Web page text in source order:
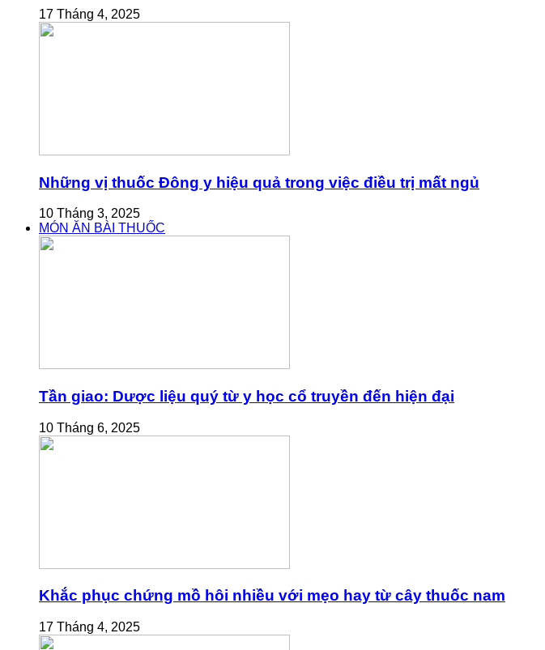
17 Tháng 4, 2025
Những vị thuốc Đông y hiệu quả trong việc điều trị mất ngủ
10 Tháng 3, 2025
MÓN ĂN BÀI THUỐC
Tần giao: Dược liệu quý từ y học cổ truyền đến hiện đại
10 Tháng 6, 2025
Khắc phục chứng mồ hôi nhiều với mẹo hay từ cây thuốc nam
17 Tháng 4, 2025